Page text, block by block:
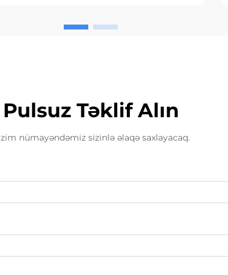
stolun materialının
Pulsuz Təklif Alın
nümayəndəmiz sizinlə əlaqə saxlayacaq.